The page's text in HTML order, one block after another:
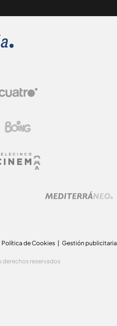
Política de Cookies Gestión publicitaria
derechos reservados